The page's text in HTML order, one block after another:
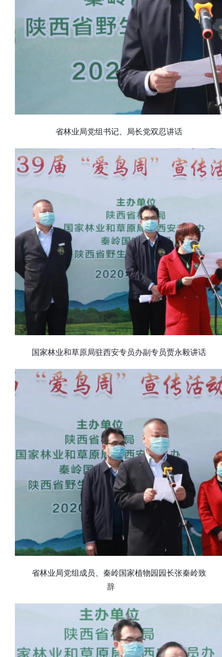
省林业局党组书记、局长党双忍讲话
国家林业和草原局驻西安专员办副专员贾永毅讲话
省林业局党组成员、秦岭国家植物园园长张秦岭致
辞